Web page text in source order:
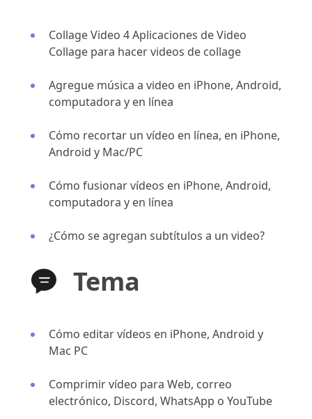
Collage Video 4 Aplicaciones de Video
Collage para hacer videos de collage
Agregue música a video en iPhone, Android,
computadora y en línea
Cómo recortar un vídeo en línea, en iPhone,
Android y Mac/PC
Cómo fusionar vídeos en iPhone, Android,
computadora y en línea
¿Cómo se agregan subtítulos a un video?
Tema
Cómo editar vídeos en iPhone, Android y
Mac PC
Comprimir vídeo para Web, correo
electrónico, Discord, WhatsApp o YouTube